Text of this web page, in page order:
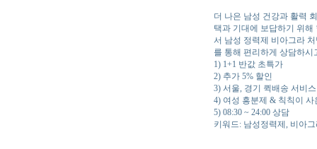
더 나은 남성 건강과 활력
택과 기대에 보답하기 위
서 남성 정력제 비아그라
를 통해 편리하게 상담하
1) 1+1 반값 초특가
2) 추가 5% 할인
3) 서울, 경기 퀵배송 서비스
4) 여성 흥분제 & 칙칙이 사
5) 08:30 ~ 24:00 상담
키워드: 남성정력제, 비아